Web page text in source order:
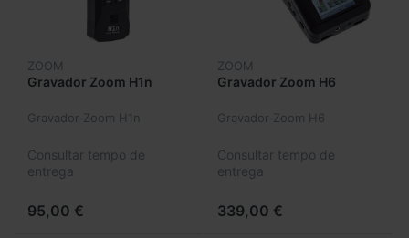
ZOOM
Gravador Zoom H1n
Gravador Zoom H1n
Consultar tempo de
entrega
95,00 €
ZOOM
Gravador Zoom H6
Gravador Zoom H6
Consultar tempo de
entrega
339,00 €